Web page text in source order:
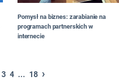
Pomysł na biznes: zarabianie na
programach partnerskich w
internecie
3 4 ... 18 ›